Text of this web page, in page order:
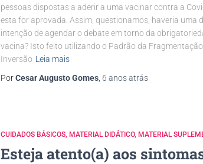
pessoas dispostas a aderir a uma vacinar contra a
esta for aprovada. Assim, questionamos, haveria uma
intenção de agendar o debate em torno da
vacina? Isto feito utilizando o Padrão da
Inversão Leia mais
PorCesar Augusto Gomes 6 anosatrás
CUIDADOS BÁSICOS MATERIAL DIDÁTICO MATERIAL
Esteja atento(a) aos